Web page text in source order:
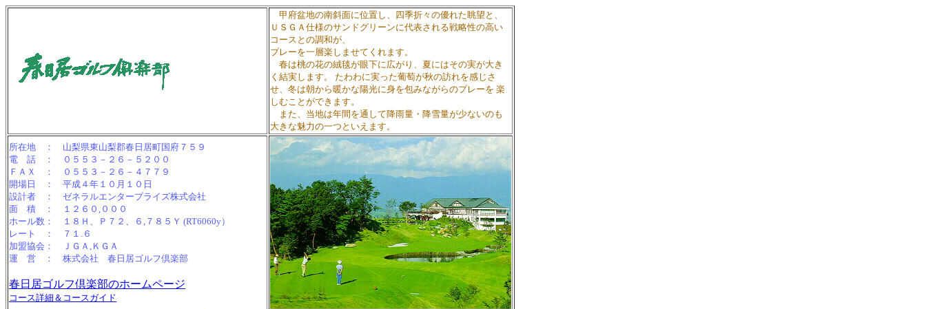
甲府盆地の南斜面に位置し、四季折々の優れた眺望と、
ＵＳＧＡ仕様のサンドグリーンに代表される戦略性の高い
コースとの調和が、
プレーを一層楽しませてくれます。
春は桃の花の絨毯が眼下に広がり、夏にはその実が大き
く結実します。 たわわに実った葡萄が秋の訪れを感じさ
せ、冬は朝から暖かな陽光に身を包みながらのプレーを 楽
しむことができます。
また、当地は年間を通して降雨量・降雪量が少ないのも
大きな魅力の一つといえます。
所在地 ： 山梨県東山梨郡春日居町国府７５９
電 話 ： ０５５３－２６－５２００
ＦＡＸ ： ０５５３－２６－４７７９
開場日 ： 平成４年１０月１０日
設計者 ： ゼネラルエンタープライズ株式会社
面 積 ： １２６０,０００
ホール数： １８Ｈ、Ｐ７２、６,７８５Ｙ (RT6060y）
レート ： ７１.６
加盟協会： ＪＧＡ,ＫＧＡ
運 営 ： 株式会社 春日居ゴルフ倶楽部
春日居ゴルフ倶楽部のホームページ
コース詳細＆コースガイド